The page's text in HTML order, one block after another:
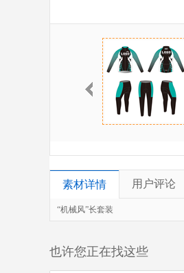
素材详情 用户评论
“机械风”长套装
也许您正在找这些